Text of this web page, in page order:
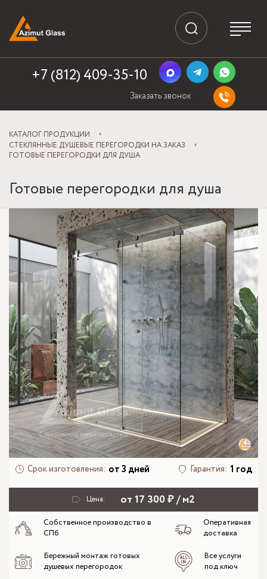
+7 (812) 409-35-10
Заказать звонок
КАТАЛОГ ПРОДУКЦИИ
СТЕКЛЯННЫЕ ДУШЕВЫЕ ПЕРЕГОРОДКИ НА ЗАКАЗ
ГОТОВЫЕ ПЕРЕГОРОДКИ ДЛЯ ДУША
Готовые перегородки для душа
Срок изготовления: от 3 дней Гарантия: 1 год
Цена: от 17 300 ₽ / м2
Собственное производство в
СПб
Оперативная
доставка
Бережный монтаж готовых
душевых перегородок
Все услуги
под ключ